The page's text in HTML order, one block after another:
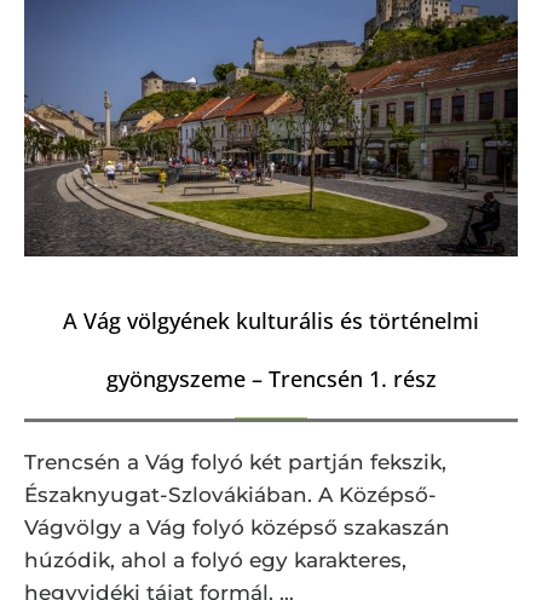
A Vág völgyének kulturális és történelmi
gyöngyszeme – Trencsén 1. rész
Trencsén a Vág folyó két partján fekszik,
Északnyugat-Szlovákiában. A Középső-
Vágvölgy a Vág folyó középső szakaszán
húzódik, ahol a folyó egy karakteres,
hegyvidéki tájat formál. …